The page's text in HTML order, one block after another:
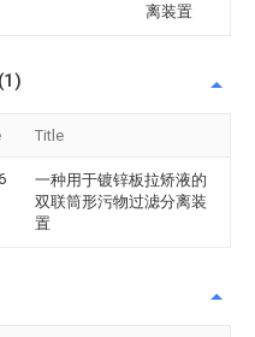
离装置
Title
一种用于镀锌板拉矫液的
双联筒形污物过滤分离装
置